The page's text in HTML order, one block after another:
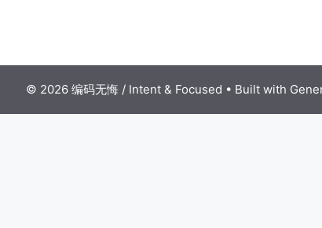
© 2026 编码无悔 / Intent & Focused • Built with